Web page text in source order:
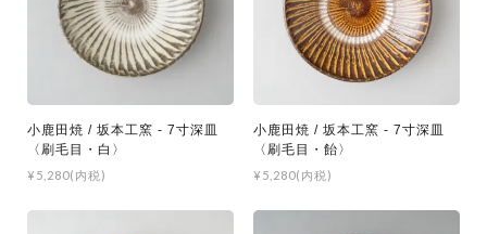
小鹿田焼 / 坂本工窯 - 7寸深皿
〈刷毛目・白〉
¥5,280(内税)
小鹿田焼 / 坂本工窯 - 7寸深皿
〈刷毛目・飴〉
¥5,280(内税)